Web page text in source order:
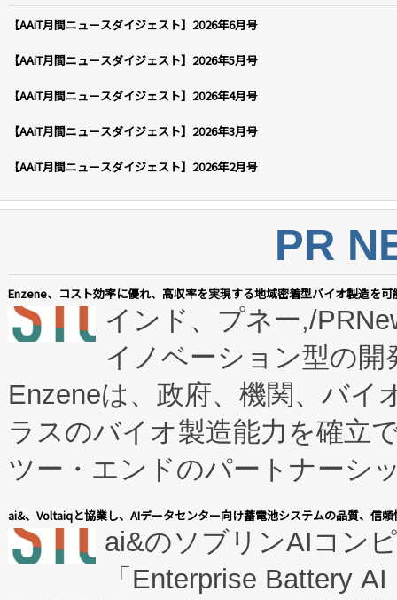
【AAiT月間ニュースダイジェスト】2026年6月号
【AAiT月間ニュースダイジェスト】2026年5月号
【AAiT月間ニュースダイジェスト】2026年4月号
【AAiT月間ニュースダイジェスト】2026年3月号
【AAiT月間ニュースダイジェスト】2026年2月号
PR
Enzene、コスト効率に優れ、高収率を実現する地域密着型バイオ製造を
インド、プネー,/
イノベーション型の
Enzeneは、政府、機関、バイ
ラスのバイオ製造能力を確立
ツー・エンドのパートナーシ
表しました。 同社の実績ある
manufacturing™ (FCCM™) プ
たNeXは、バイオ医薬品製造
ai&、Voltaiqと協業し、AIデータセンター向け蓄電池システムの品質、信
ai&のソブリンAIコン
「Enterprise Battery